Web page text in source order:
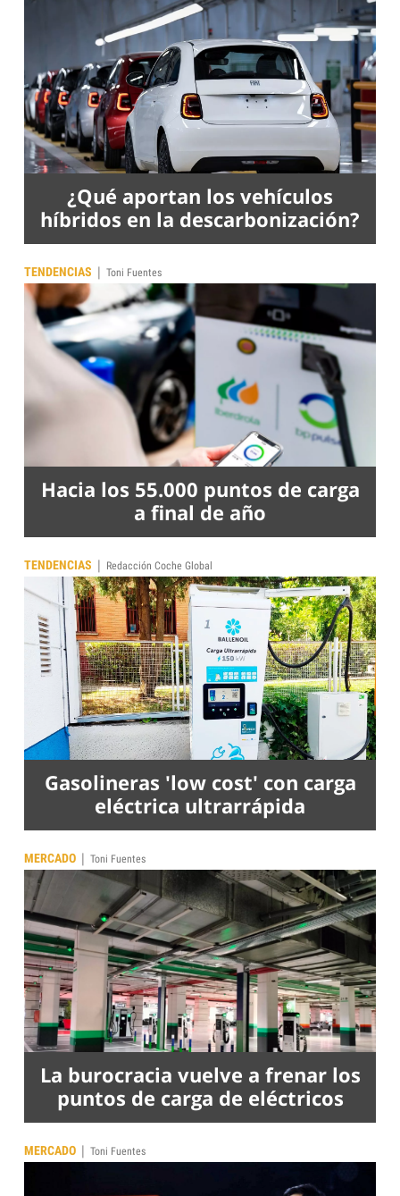
¿Qué aportan los vehículos
híbridos en la descarbonización?
TENDENCIAS | Toni Fuentes
Hacia los 55.000 puntos de carga
a final de año
TENDENCIAS | Redacción Coche Global
Gasolineras 'low cost' con carga
eléctrica ultrarrápida
MERCADO | Toni Fuentes
La burocracia vuelve a frenar los
puntos de carga de eléctricos
MERCADO | Toni Fuentes